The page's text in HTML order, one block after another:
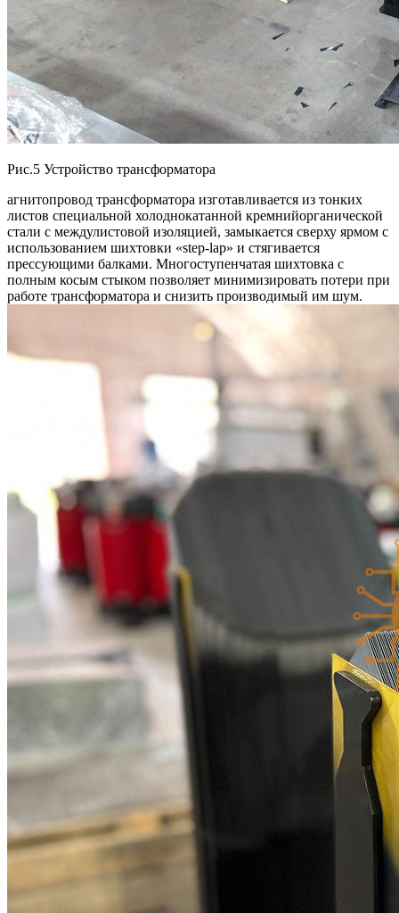
Рис.5 Устройство трансформатора
агнитопровод трансформатора изготавливается из тонких
листов специальной холоднокатанной кремнийорганической
стали с междулистовой изоляцией, замыкается сверху ярмом с
использованием шихтовки «step-lap» и стягивается
прессующими балками. Многоступенчатая шихтовка с
полным косым стыком позволяет минимизировать потери при
работе трансформатора и снизить производимый им шум.